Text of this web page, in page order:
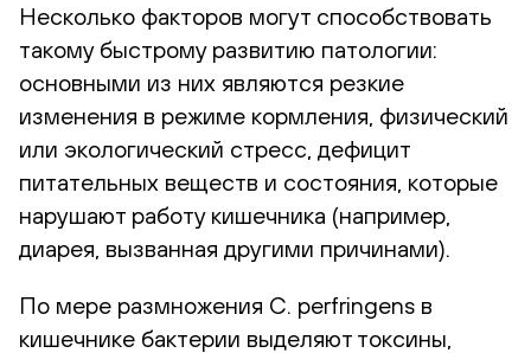
Несколько факторов могут способствовать
такому быстрому развитию патологии:
основными из них являются резкие
изменения в режиме кормления, физический
или экологический стресс, дефицит
питательных веществ и состояния, которые
нарушают работу кишечника (например,
диарея, вызванная другими причинами).
По мере размножения C. perfringens в
кишечнике бактерии выделяют токсины,